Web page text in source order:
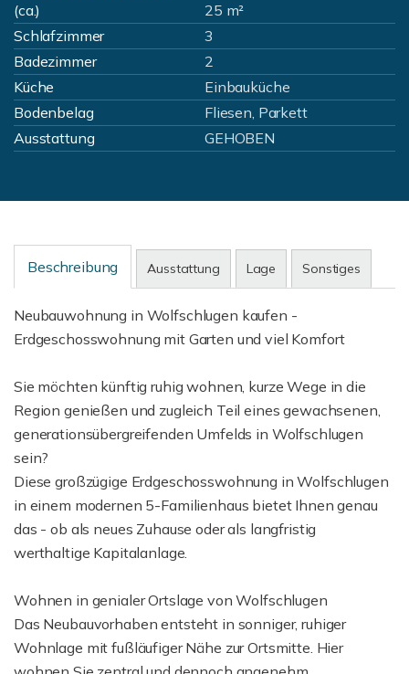
(ca.)
25 m²
Schlafzimmer
3
Badezimmer
2
Küche
Einbauküche
Bodenbelag
Fliesen, Parkett
Ausstattung
GEHOBEN
Beschreibung Ausstattung Lage Sonstiges
Neubauwohnung in Wolfschlugen kaufen -
Erdgeschosswohnung mit Garten und viel Komfort
Sie möchten künftig ruhig wohnen, kurze Wege in die
Region genießen und zugleich Teil eines gewachsenen,
generationsübergreifenden Umfelds in Wolfschlugen
sein?
Diese großzügige Erdgeschosswohnung in Wolfschlugen
in einem modernen 5-Familienhaus bietet Ihnen genau
das - ob als neues Zuhause oder als langfristig
werthaltige Kapitalanlage.
Wohnen in genialer Ortslage von Wolfschlugen
Das Neubauvorhaben entsteht in sonniger, ruhiger
Wohnlage mit fußläufiger Nähe zur Ortsmitte. Hier